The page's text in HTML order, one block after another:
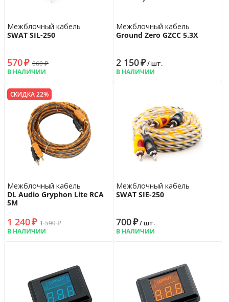
Межблочный кабель
SWAT SIL-250
570₽ 660₽
В НАЛИЧИИ
Межблочный кабель
Ground Zero GZCC 5.3X
2 150₽/ шт.
В НАЛИЧИИ
СКИДКА 22%
Межблочный кабель
DL Audio Gryphon Lite RCA
5M
1 240₽ 1 590₽
В НАЛИЧИИ
Межблочный кабель
SWAT SIE-250
700₽/ шт.
В НАЛИЧИИ